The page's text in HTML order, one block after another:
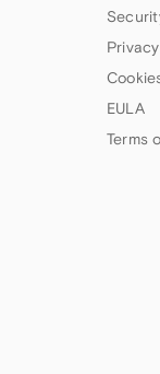
Privacy
EULA
Terms